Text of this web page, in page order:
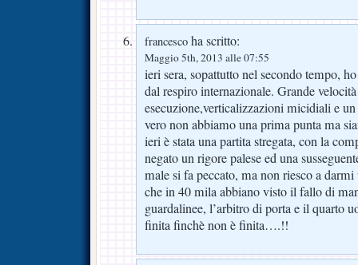
francesco ha scritto:
Maggio 5th, 2013 alle 07:55
ieri sera, sopattutto nel secondo tempo,
dal respiro internazionale. Grande
esecuzione,verticalizzazioni micidiali e
vero non abbiamo una prima punta ma
ieri è stata una partita stregata, con la
negato un rigore palese ed una
male si fa peccato, ma non riesco a
che in 40 mila abbiano visto il fallo di
guardalinee, l’arbitro di porta e il quarto
finita finchè non è finita….!!